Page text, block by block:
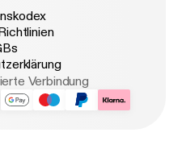
Verbindung